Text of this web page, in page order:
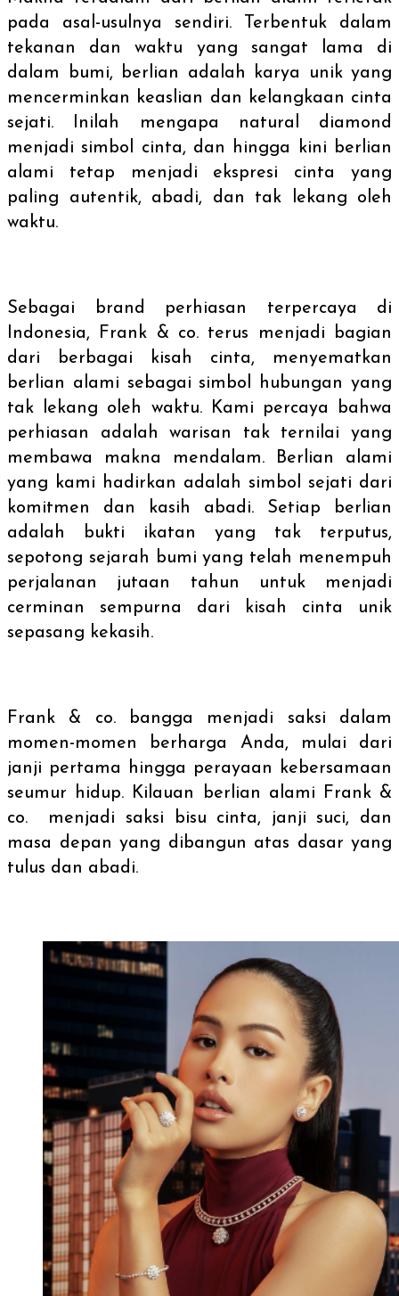
pada asal-usulnya sendiri. Terbentuk dalam
tekanan dan waktu yang sangat lama di
dalam bumi, berlian adalah karya unik yang
mencerminkan keaslian dan kelangkaan cinta
sejati. Inilah mengapa
natural diamond
menjadi simbol cinta, dan hingga kini berlian
alami tetap menjadi ekspresi cinta yang
paling autentik, abadi, dan tak lekang oleh
waktu.
Sebagai brand
perhiasan terpercaya di
Indonesia, Frank & co. terus menjadi bagian
dari berbagai kisah cinta, menyematkan
berlian alami sebagai simbol hubungan yang
tak lekang oleh waktu. Kami percaya bahwa
perhiasan adalah warisan tak ternilai yang
membawa makna mendalam. Berlian alami
yang kami hadirkan adalah simbol sejati dari
komitmen dan kasih abadi. Setiap berlian
adalah bukti ikatan yang tak terputus,
sepotong sejarah bumi yang telah menempuh
perjalanan jutaan tahun untuk menjadi
cerminan sempurna dari kisah cinta unik
sepasang kekasih.
Frank & co. bangga menjadi saksi dalam
momen-momen berharga Anda, mulai dari
janji pertama hingga perayaan kebersamaan
seumur hidup. Kilauan berlian alami Frank &
co. menjadi saksi bisu cinta, janji suci, dan
masa depan yang dibangun atas dasar yang
tulus dan abadi.